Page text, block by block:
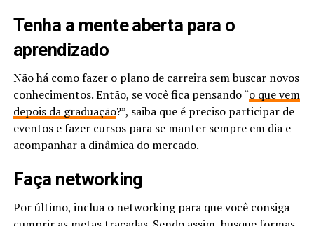
Tenha a mente aberta para o
aprendizado
Não há como fazer o plano de carreira sem buscar novos
conhecimentos. Então, se você fica pensando “o que vem
depois da graduação?”, saiba que é preciso participar de
eventos e fazer cursos para se manter sempre em dia e
acompanhar a dinâmica do mercado.
Faça networking
Por último, inclua o networking para que você consiga